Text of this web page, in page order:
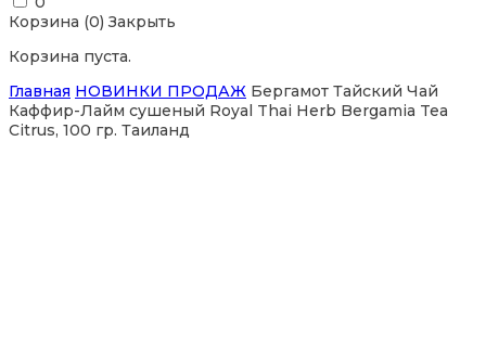
Корзина (0) Закрыть
Корзина пуста.
Главная НОВИНКИ ПРОДАЖ Бергамот Тайский Чай
Каффир-Лайм сушеный Royal Thai Herb Bergamia Tea
Citrus, 100 гр. Таиланд